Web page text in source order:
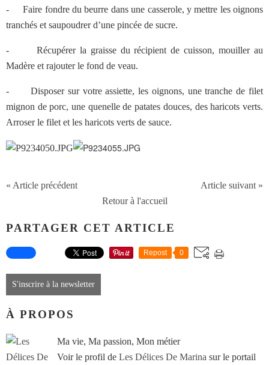
-
Faire fondre du beurre dans une casserole, y mettre les oignons
tranchés et saupoudrer d’une pincée de sucre.
-
Récupérer la graisse du récipient de cuisson, mouiller au
Madère et rajouter le fond de veau.
-
Disposer sur votre assiette, les oignons, une tranche de filet
mignon de porc, une quenelle de patates douces, des haricots verts.
Arroser le filet et les haricots verts de sauce.
« Article précédent
Article suivant »
Retour à l'accueil
PARTAGER CET ARTICLE
Repost 0
S'inscrire à la newsletter
À PROPOS
Ma vie, Ma passion, Mon métier
Voir le profil de Les Délices De Marina sur le portail